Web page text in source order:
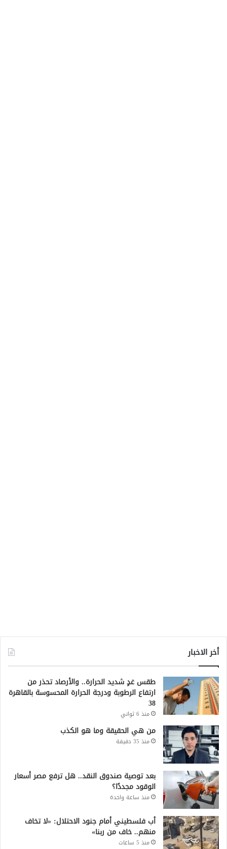
أخر الاخبار
طقس غدٍ شديد الحرارة.. والأرصاد تحذر من
ارتفاع الرطوبة ودرجة الحرارة المحسوسة بالقاهرة
38
منذ 6 ثواني
من هي الحقيقة وما هو الكذب
منذ 35 دقيقة
بعد توصية صندوق النقد.. هل ترفع مصر أسعار
الوقود مجددًا؟
منذ ساعة واحدة
أب فلسطيني أمام جنود الاحتلال: «لا تخاف
منهم.. خاف من ربنا»
منذ 5 ساعات